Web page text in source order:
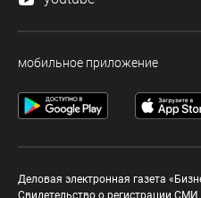
мобильное приложение
Деловая электронная газета
Свидетельство о регистрации